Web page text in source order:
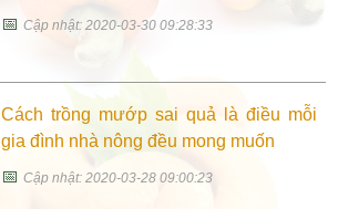
📅Cập nhật: 2020-03-30 09:28:33
Cách trồng mướp sai quả là điều mỗi
gia đình nhà nông đều mong muốn
📅Cập nhật: 2020-03-28 09:00:23